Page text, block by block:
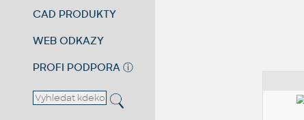
CAD PRODUKTY
WEB ODKAZY
PROFI PODPORA ⓘ